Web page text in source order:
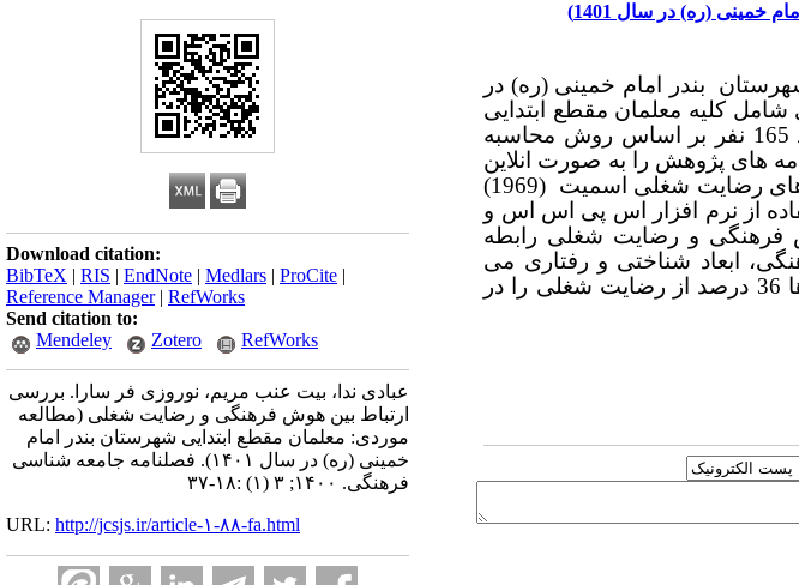
Download citation:
BibTeX | RIS | EndNote | Medlars | ProCite |
Reference Manager| RefWorks
Send citation to:
Mendeley
Zotero RefWorks
عبادی ندا، بیت عنب مریم، نوروزی فر سارا. بررسی
ارتباط بین هوش فرهنگی و رضایت شغلی (مطالعه
موردی: معلمان مقطع ابتدایی شهرستان بندر امام
خمینی (ره) در سال ۱۴۰۱). فصلنامه جامعه شناسی
فرهنگی. ۱۴۰۰; ۳ (۱) :۱۸-۳۷
URL: http://jcsjs.ir/article-۱-۸۸-fa.html
(ره) در سال 1401)
بندر امام خمینی (ره) در
شامل کلیه معلمان مقطع ابتدایی
در سال 1401 به تعداد 287 نفر می باشد. از بین تعداد 165 نفر بر اساس روش محاسبه
های پژوهش را به صورت انلاین
تکمیل نمودندبه منظور جمع آوری اطلاعات متناسب با فرضیه‌های پژوهش از پرسشنامه های رضایت شغلی اسمیت (1969)
با استفاده از نرم افزار اس پی اس اس و
فرهنگی و رضایت شغلی رابطه
ابعاد شناختی و رفتاری می
توانند رضایت شغلی را در معلمان پیش بینی کنند. بر اساس شواهد پژوهش این مولفه ها 36 درصد از رضایت شغلی را در